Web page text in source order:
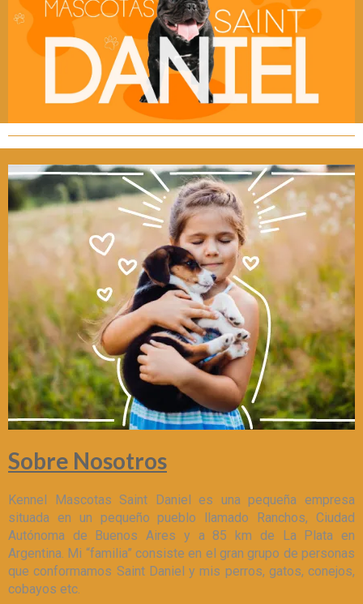
Sobre Nosotros
Kennel Mascotas Saint Daniel es una pequeña empresa
situada en un pequeño pueblo llamado Ranchos, Ciudad
Autónoma de Buenos Aires y a 85 km de La Plata en
Argentina. Mi “familia” consiste en el gran grupo de personas
que conformamos Saint Daniel y mis perros, gatos, conejos,
cobayos etc.